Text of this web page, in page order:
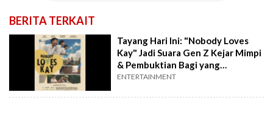
BERITA TERKAIT
Tayang Hari Ini: "Nobody Loves
Kay" Jadi Suara Gen Z Kejar Mimpi
& Pembuktian Bagi yang
Meremehkan
ENTERTAINMENT